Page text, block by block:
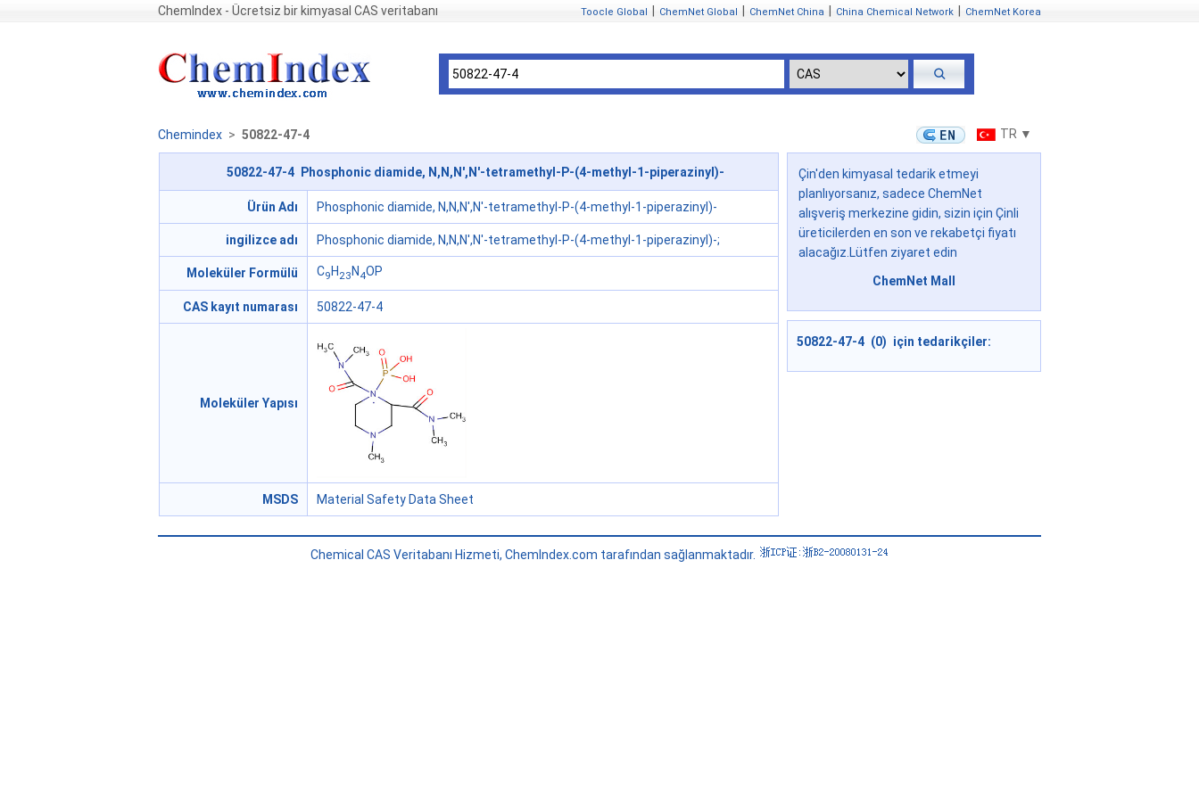
ChemIndex - Ücretsiz bir kimyasal CAS veritabanı Toocle Global ChemNet Global ChemNet China China Chemical Network ChemNet Korea
Chemindex > 50822-47-4 TR ▼
50822-47-4 Phosphonic diamide, N,N,N',N'-tetramethyl-P-(4-methyl-1-piperazinyl)-
Ürün Adı Phosphonic diamide, N,N,N',N'-tetramethyl-P-(4-methyl-1-piperazinyl)-
ingilizce adı Phosphonic diamide, N,N,N',N'-tetramethyl-P-(4-methyl-1-piperazinyl)-;
Moleküler Formülü C9 H 23 N 4OP
CAS kayıt numarası 50822-47-4
Moleküler Yapısı
MSDS Material Safety Data Sheet
Çin'den kimyasal tedarik etmeyi
planlıyorsanız, sadece ChemNet
alışveriş merkezine gidin, sizin için Çinli
üreticilerden en son ve rekabetçi fiyatı
alacağız.Lütfen ziyaret edin
ChemNet Mall
50822-47-4 (0) için tedarikçiler:
Chemical CAS Veritabanı Hizmeti, ChemIndex.com tarafından sağlanmaktadır.